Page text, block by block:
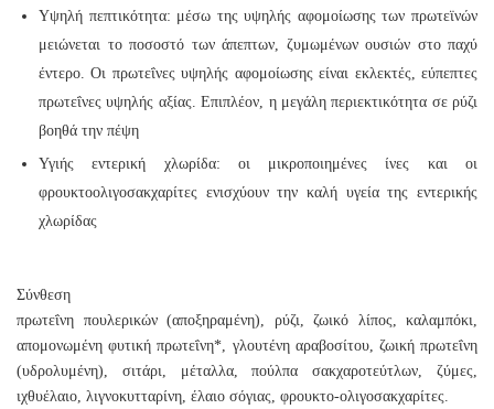
Υψηλή πεπτικότητα: μέσω της υψηλής αφομοίωσης των πρωτεϊνών
μειώνεται το ποσοστό των άπεπτων, ζυμωμένων ουσιών στο παχύ
έντερο. Οι πρωτεΐνες υψηλής αφομοίωσης είναι εκλεκτές, εύπεπτες
πρωτεΐνες υψηλής αξίας. Επιπλέον, η μεγάλη περιεκτικότητα σε ρύζι
βοηθά την πέψη
Υγιής εντερική χλωρίδα: οι μικροποιημένες ίνες και οι
φρουκτοολιγοσακχαρίτες ενισχύουν την καλή υγεία της εντερικής
χλωρίδας
Σύνθεση
πρωτεΐνη πουλερικών (αποξηραμένη), ρύζι, ζωικό λίπος, καλαμπόκι,
απομονωμένη φυτική πρωτεΐνη*, γλουτένη αραβοσίτου, ζωική πρωτεΐνη
(υδρολυμένη), σιτάρι, μέταλλα, πούλπα σακχαροτεύτλων, ζύμες,
ιχθυέλαιο, λιγνοκυτταρίνη, έλαιο σόγιας, φρουκτο-ολιγοσακχαρίτες.